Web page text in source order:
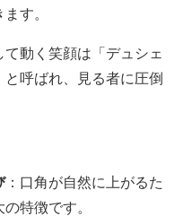
す。
動く笑顔は「デュシェ
呼ばれ、見る者に圧倒
：口角が自然に上がるた
特徴です。